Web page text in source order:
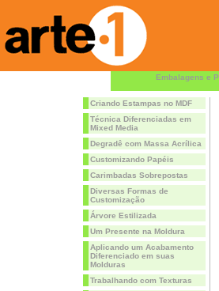
Embalagens e
Criando Estampas no MDF
Técnica Diferenciadas em
Mixed Media
Degradê com Massa Acrílica
Customizando Papéis
Carimbadas Sobrepostas
Diversas Formas de
Customização
Árvore Estilizada
Um Presente na Moldura
Aplicando um Acabamento
Diferenciado em suas
Molduras
Trabalhando com Texturas